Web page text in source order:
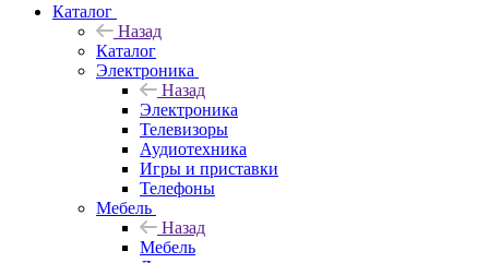
Каталог
Назад
Каталог
Электроника
Назад
Электроника
Телевизоры
Аудиотехника
Игры и приставки
Телефоны
Мебель
Назад
Мебель